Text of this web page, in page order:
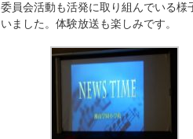
委員会活動も活発に取り組んでいる
いました。体験放送も楽しみです。